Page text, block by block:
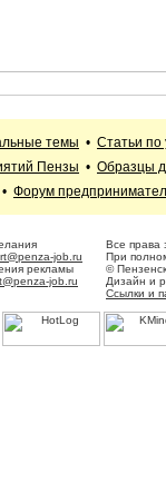
темы • Статьи по
Пензы • Образцы
• Форум
job.ru
рекламы
job.ru
Все права
При
©
Дизайн и
Ссылки и